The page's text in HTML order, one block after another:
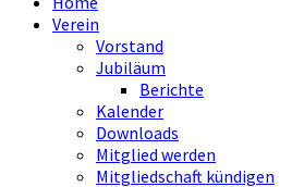
Verein
Vorstand
Jubiläum
Berichte
Kalender
Downloads
Mitglied werden
Mitgliedschaft kündigen